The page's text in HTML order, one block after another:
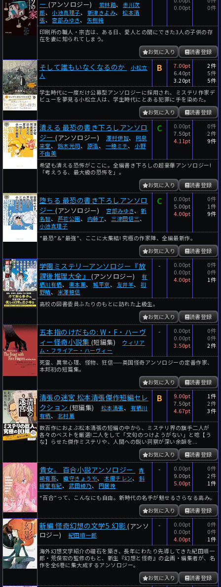
ー (アンソロジー) 若林踏、赤川次
郎、小池真理子、 新津きよみ、松本清
張、 宮部みゆき、 矢樹純
0.00pt
0件
印刷所の職人・宗吉は、ある日、愛人との間にできた3人の子供の存
在を妻に知られてしまう。
読書登録
お気に入り
そして誰もいなくなるのか
小松立
人
B
7.00pt
6.40pt
3.20pt
2件
5件
5件
学生時代に一度だけ公募型アンソロジーに採用され、ミステリ作家デ
ビューを夢見る小松立人は、学生時代にとある犯罪に手を染めた。
読書登録
お気に入り
潰える 最恐の書き下ろしアンソロ
ジー (アンソロジー) 澤村伊智、 阿泉
来堂、 鈴木光司、 原浩、 一穂ミチ、 小野
不由美
C
0.00pt
7.50pt
4.11pt
0件
2件
9件
希望も潰える恐怖がここに。全編書き下ろしの超豪華アンソロジー!
「考えうる、最大級の恐怖を」。
読書登録
お気に入り
堕ちる 最恐の書き下ろしアンソロ
ジー (アンソロジー) 宮部みゆき、新
名智、 芦花公園、 内藤了、 三津田信三、
小池真理子
C
0.00pt
5.00pt
4.00pt
0件
1件
9件
”最恐”&”最強”、ここに大集結! 究極の作家陣、全編最新作。
読書登録
お気に入り
学園ミステリーアンソロジー『放
課後推理大全』
(アンソロジー)
有
栖川有栖、 栗本薫、城平京、 友井羊、初
野晴、 米澤穂信
-
0.00pt
0.00pt
4.00pt
0件
0件
1件
高校の図書委員ふたりのもとに訪れた上級生。
読書登録
お気に入り
五本指のけだもの: W・F・ハーヴ
ィー怪奇小説集 (短編集)
ウィリア
ム・フライアー・ハーヴィー
-
0.00pt
0.00pt
3.50pt
0件
0件
2件
死霊、異常心理、怪物、狂信——英国怪奇アンソロジーの定番作家、
本邦初の短篇集。
読書登録
お気に入り
清張の迷宮 松本清張傑作短編セレ
クション (短編集) 松本清張、 有栖川
有栖、 北村薫
B
9.00pt
7.50pt
4.67pt
1件
2件
3件
数百作におよぶ松本清張の短編の中から、ミステリ界の旗手二人が
各々のベストを厳選!二人をして「文句のつけようがない」と唸【う
な】らせた傑作ミステリや、人間への鋭い洞察が深い余韻を...
読書登録
お気に入り
貴女。 百合小説アンソロジー
青
崎有吾、織守きょうや、木爾チレン、 斜
線堂有紀、 武田綾乃、 円居挽
-
0.00pt
9.00pt
5.00pt
0件
2件
1件
“百合”って、こんなにも自由。新時代の名手が魅せるさらなる高み。
読書登録
お気に入り
新編 怪奇幻想の文学5 幻影(アンソ
ロジー)
紀田順一郎
-
0.00pt
0.00pt
4.00pt
0件
0件
1件
海外幻想文学紹介の礎石を築き、長年にわたり先導してきた紀田順一
郎・荒俣宏の監修のもと、新生『幻想と怪奇』の企画・編集者が、名
作を全6巻に集大成するアンソロジー。
読書登録
お気に入り